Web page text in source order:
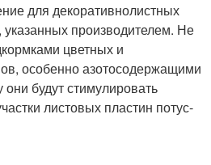
для декоративнолистных
производителем. Не
цветных и
особенно азотосодержащими
будут стимулировать
листовых пластин потус­